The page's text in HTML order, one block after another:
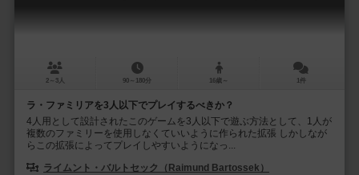
2～3人 90～180分 16歳～ 1件
ラ・ファミリアを3人以下でプレイするべきか？
4人用として設計されたこのゲームを3人以下で遊ぶ方法として、1人が
複数のファミリーを使用しなくていいように作られた拡張 しかしなが
らこの拡張によってプレイしやすいようになっ...
ライムント・バルトセック（Raimund Bartossek）